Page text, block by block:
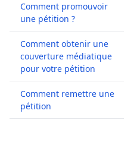
Comment promouvoir
une pétition ?
Comment obtenir une
couverture médiatique
pour votre pétition
Comment remettre une
pétition